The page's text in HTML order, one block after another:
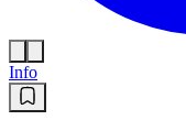
Info